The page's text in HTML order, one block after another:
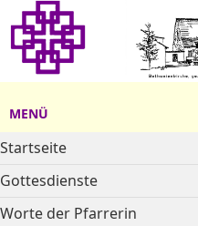
MENÜ
Startseite
Gottesdienste
Worte der Pfarrerin